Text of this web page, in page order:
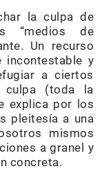
la culpa de
“medios de
Un recurso
incontestable y
a ciertos
culpa (toda la
explica por los
pleitesía a una
mismos
a granel y
concreta.